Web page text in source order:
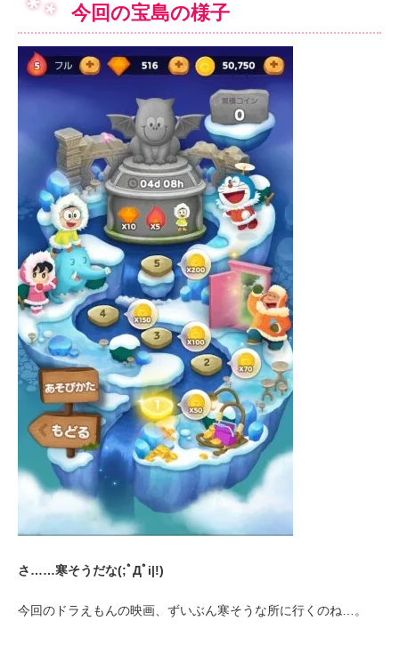
今回の宝島の様子
さ……寒そうだな(;ﾟДﾟi|!)
今回のドラえもんの映画、ずいぶん寒そうな所に行くのね…。